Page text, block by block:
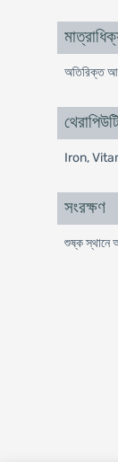
অতিরিক্ত
Iron,
সংরক্ষণ
শুষ্ক স্থানে